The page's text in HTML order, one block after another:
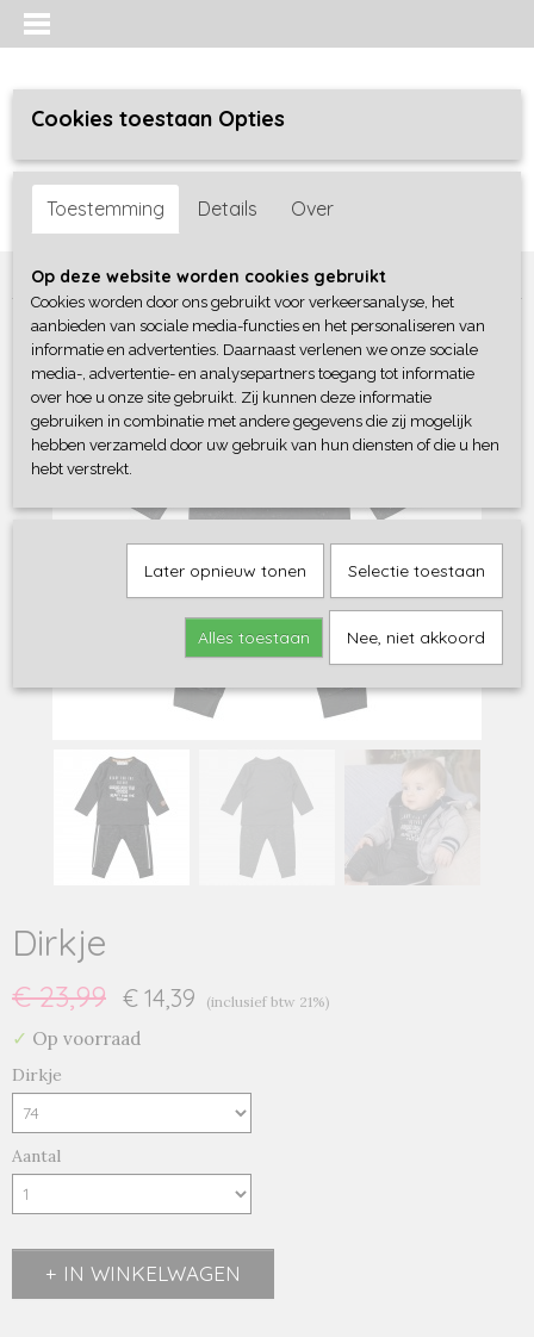
Inloggen Registreren
Home >Jongens baby>complete sets >Dirkje
Dirkje
€ 23,99 € 14,39 (inclusief btw 21%)
✓ Op voorraad
Dirkje
Aantal
IN WINKELWAGEN
Cookies toestaan Opties
Toestemming Details Over
Op deze website worden cookies gebruikt
Cookies worden door ons gebruikt voor verkeersanalyse, het
aanbieden van sociale media-functies en het personaliseren van
informatie en advertenties. Daarnaast verlenen we onze sociale
media-, advertentie- en analysepartners toegang tot informatie
over hoe u onze site gebruikt. Zij kunnen deze informatie
gebruiken in combinatie met andere gegevens die zij mogelijk
hebben verzameld door uw gebruik van hun diensten of die u hen
hebt verstrekt.
Later opnieuw tonen Selectie toestaan
Alles toestaan Nee, niet akkoord